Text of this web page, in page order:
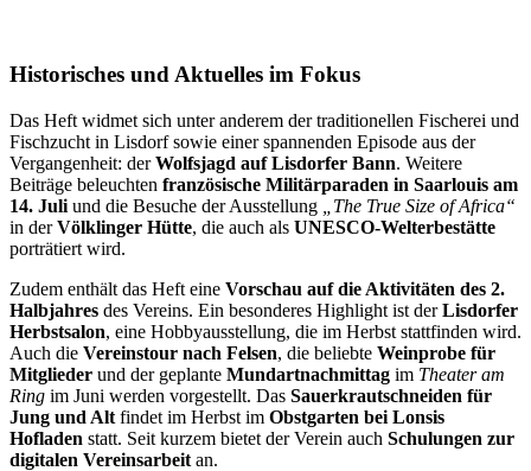
Historisches und Aktuelles im Fokus
Das Heft widmet sich unter anderem der traditionellen Fischerei und
Fischzucht in Lisdorf sowie einer spannenden Episode aus der
Vergangenheit: derWolfsjagd auf Lisdorfer Bann. Weitere
Beiträge beleuchten französische Militärparaden in Saarlouis am
14. Juli und die Besuche der Ausstellung
„The True Size of Africa“
in derVölklinger Hütte, die auch als UNESCO-Welterbestätte
porträtiert wird.
Zudem enthält das Heft eine Vorschau auf die Aktivitäten des 2.
Halbjahres des Vereins. Ein besonderes Highlight ist derLisdorfer
Herbstsalon, eine Hobbyausstellung, die im Herbst stattfinden wird.
Auch die Vereinstour nach Felsen, die beliebte Weinprobe für
Mitglieder und der geplante Mundartnachmittag im Theater am
Ring im Juni werden vorgestellt. Das Sauerkrautschneiden für
Jung und Alt findet im Herbst im Obstgarten bei Lonsis
Hofladen statt. Seit kurzem bietet der Verein auch Schulungen zur
digitalen Vereinsarbeit an.